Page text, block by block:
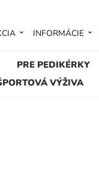
PRE PEDIKÉRKY
VÝŽIVA
INFORMÁCIE